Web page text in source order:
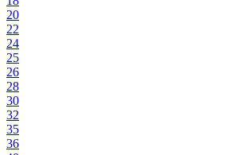
20
22
24
25
26
28
30
32
35
36